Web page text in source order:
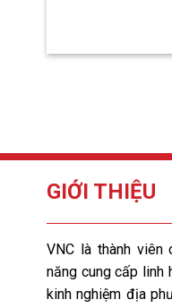
GIỚI THIỆU
VNC là thành viên
năng cung cấp linh
kinh nghiệm địa